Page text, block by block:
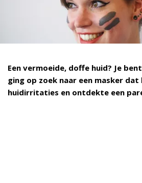
Een vermoeide, doffe huid? Je
ging op zoek naar een masker
huidirritaties en ontdekte een